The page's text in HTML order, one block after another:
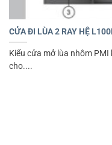
CỬA ĐI LÙA 2 RAY HỆ
Kiểu cửa mở lùa nhôm
cho....